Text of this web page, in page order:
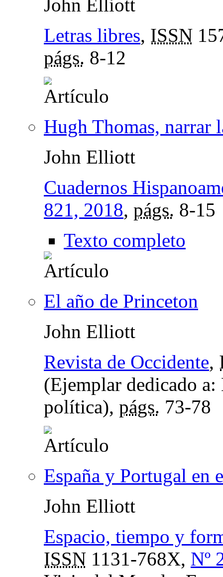
John Elliott
Letras libres, ISSN
págs. 8-12
Hugh Thomas, narrar
John Elliott
Cuadernos
821, 2018, págs. 8-15
Texto completo
El año de Princeton
John Elliott
Revista de Occidente,
(Ejemplar dedicado
política), págs. 73-78
España y Portugal en
John Elliott
Espacio, tiempo y
ISSN 1131-768X, Nº